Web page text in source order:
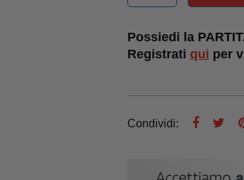
Possiedi la
Registrati qui per
Condividi: